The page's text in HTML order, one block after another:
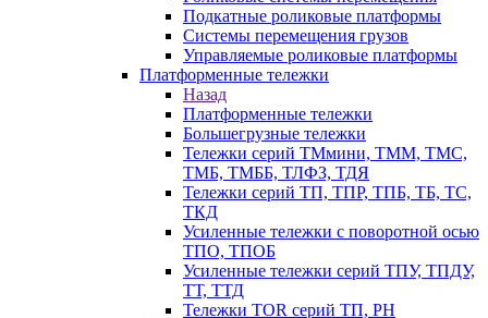
Подкатные роликовые платформы
Системы перемещения грузов
Управляемые роликовые платформы
Платформенные тележки
Назад
Платформенные тележки
Большегрузные тележки
Тележки серий ТМмини, ТММ, ТМС,
ТМБ, ТМББ, ТЛФЗ, ТДЯ
Тележки серий ТП, ТПР, ТПБ, ТБ, ТС,
ТКД
Усиленные тележки с поворотной осью
ТПО, ТПОБ
Усиленные тележки серий ТПУ, ТПДУ,
ТТ, ТТД
Тележки TOR серий ТП, PH